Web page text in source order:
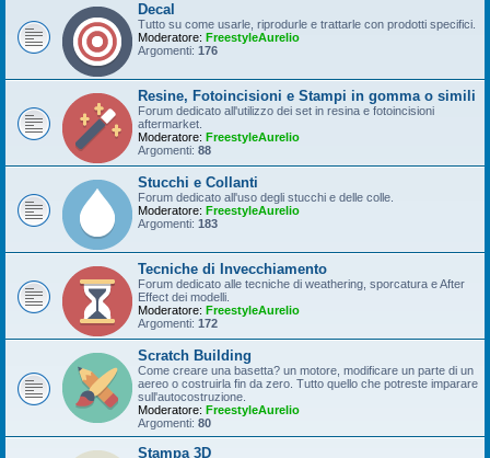
Decal
Tutto su come usarle, riprodurle e trattarle con prodotti specifici.
Moderatore: FreestyleAurelio
Argomenti: 176
Resine, Fotoincisioni e Stampi in gomma o simili
Forum dedicato all'utilizzo dei set in resina e fotoincisioni
aftermarket.
Moderatore: FreestyleAurelio
Argomenti: 88
Stucchi e Collanti
Forum dedicato all'uso degli stucchi e delle colle.
Moderatore: FreestyleAurelio
Argomenti: 183
Tecniche di Invecchiamento
Forum dedicato alle tecniche di weathering, sporcatura e After
Effect dei modelli.
Moderatore: FreestyleAurelio
Argomenti: 172
Scratch Building
Come creare una basetta? un motore, modificare un parte di un
aereo o costruirla fin da zero. Tutto quello che potreste imparare
sull'autocostruzione.
Moderatore: FreestyleAurelio
Argomenti: 80
Stampa 3D